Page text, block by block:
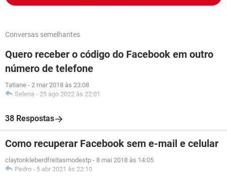
Conversas semelhantes
Quero receber o código do Facebook em outro
número de telefone
Tatiane - 2 mar 2018 às 23:08
Selena - 25 ago 2022 às 22:01
38 Respostas
Como recuperar Facebook sem e-mail e celular
claytonkleberdfreitasmodestp - 8 mai 2018 às 14:05
Pedro - 5 abr 2021 às 22:10